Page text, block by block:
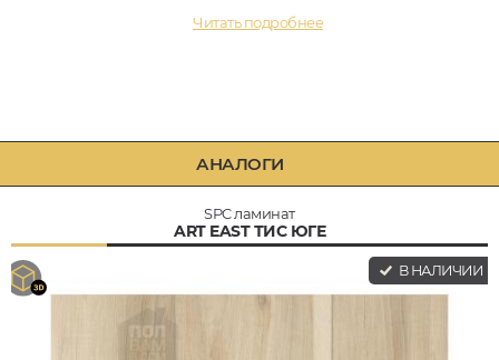
Читать подробнее
АНАЛОГИ
SPC ламинат
ART EAST ТИС ЮГЕ
В НАЛИЧИИ